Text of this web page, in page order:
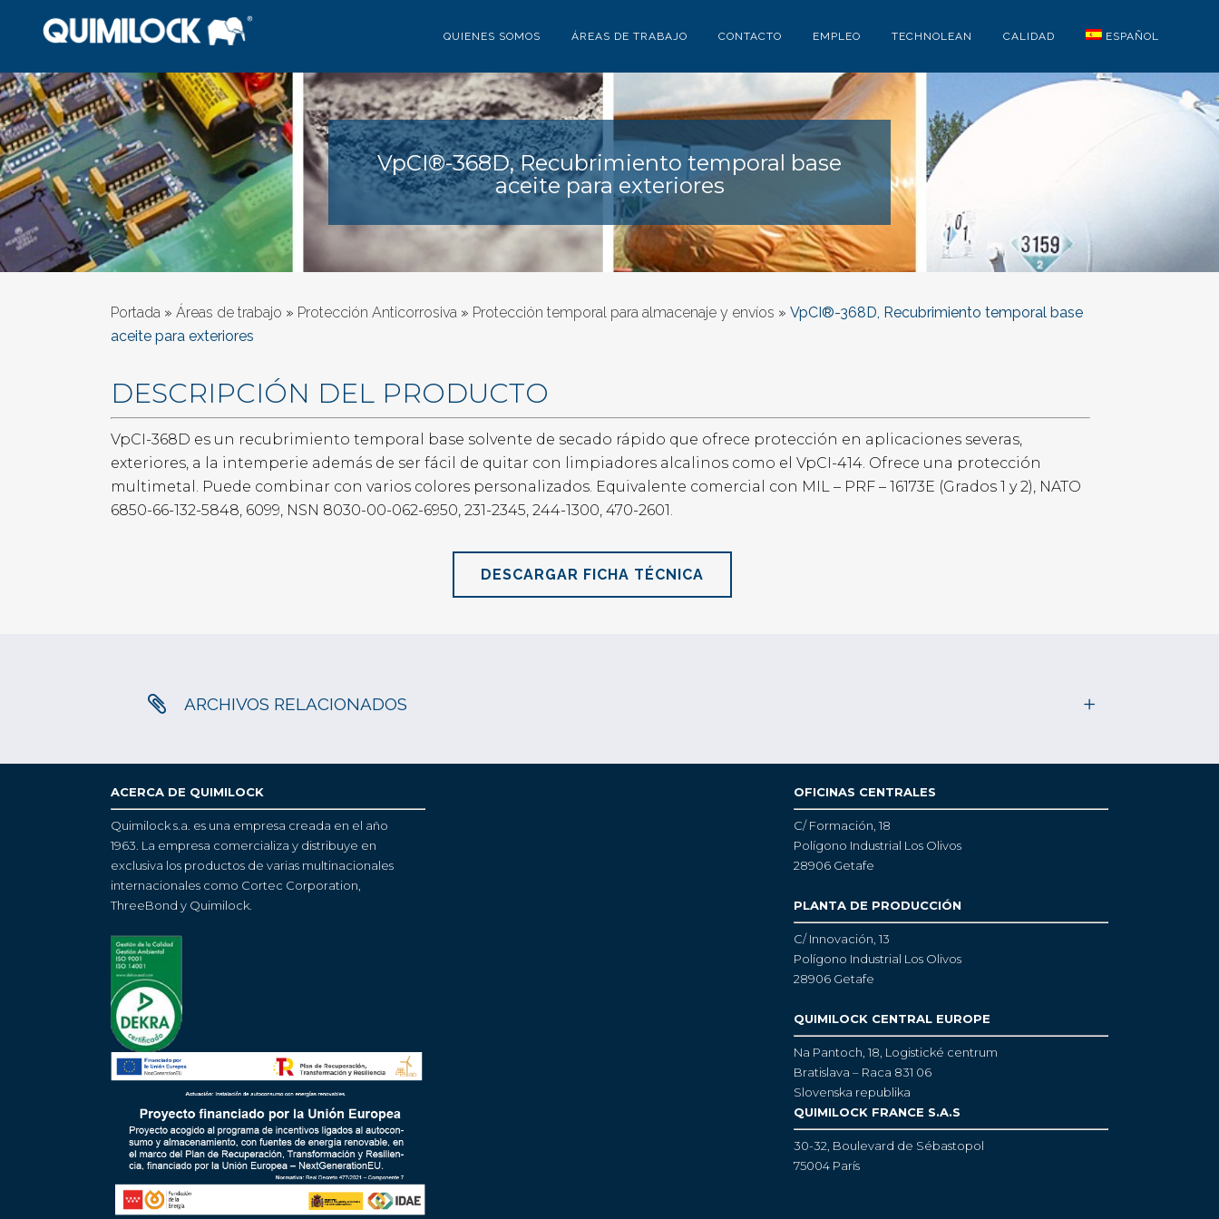
QUIENES SOMOS ÁREAS DE TRABAJO CONTACTO EMPLEO TECHNOLEAN CALIDAD ESPAÑOL
VpCI®-368D, Recubrimiento temporal base
aceite para exteriores
Portada » Áreas de trabajo » Protección Anticorrosiva » Protección temporal para almacenaje y envíos » VpCI®-368D, Recubrimiento temporal base
aceite para exteriores
DESCRIPCIÓN DEL PRODUCTO
VpCI-368D es un recubrimiento temporal base solvente de secado rápido que ofrece protección en aplicaciones severas,
exteriores, a la intemperie además de ser fácil de quitar con limpiadores alcalinos como el VpCI-414. Ofrece una protección
multimetal. Puede combinar con varios colores personalizados. Equivalente comercial con MIL – PRF – 16173E (Grados 1 y 2), NATO
6850-66-132-5848, 6099, NSN 8030-00-062-6950, 231-2345, 244-1300, 470-2601.
DESCARGAR FICHA TÉCNICA
ARCHIVOS RELACIONADOS
ACERCA DE QUIMILOCK
Quimilock s.a. es una empresa creada en el año
1963. La empresa comercializa y distribuye en
exclusiva los productos de varias multinacionales
internacionales como Cortec Corporation,
ThreeBond y Quimilock.
OFICINAS CENTRALES
C/ Formación, 18
Polígono Industrial Los Olivos
28906 Getafe
PLANTA DE PRODUCCIÓN
C/ Innovación, 13
Polígono Industrial Los Olivos
28906 Getafe
QUIMILOCK CENTRAL EUROPE
Na Pantoch, 18, Logistické centrum
Bratislava – Raca 831 06
Slovenska republika
QUIMILOCK FRANCE S.A.S
30-32, Boulevard de Sébastopol
75004 París